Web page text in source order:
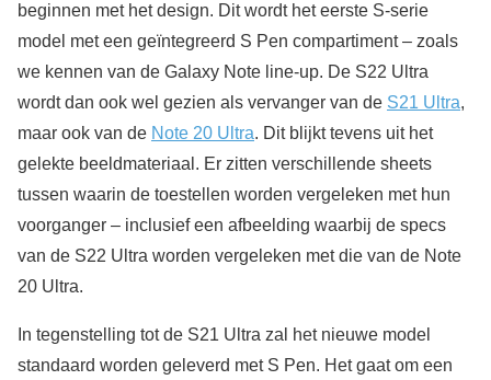
beginnen met het design. Dit wordt het eerste S-serie
model met een geïntegreerd S Pen compartiment – zoals
we kennen van de Galaxy Note line-up. De S22 Ultra
wordt dan ook wel gezien als vervanger van de S21 Ultra,
maar ook van de Note 20 Ultra. Dit blijkt tevens uit het
gelekte beeldmateriaal. Er zitten verschillende sheets
tussen waarin de toestellen worden vergeleken met hun
voorganger – inclusief een afbeelding waarbij de specs
van de S22 Ultra worden vergeleken met die van de Note
20 Ultra.
In tegenstelling tot de S21 Ultra zal het nieuwe model
standaard worden geleverd met S Pen. Het gaat om een